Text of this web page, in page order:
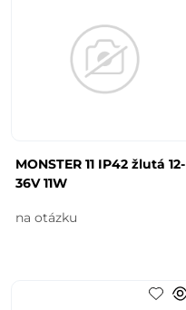
MONSTER 11 IP42 žlutá 12-
36V 11W
na otázku